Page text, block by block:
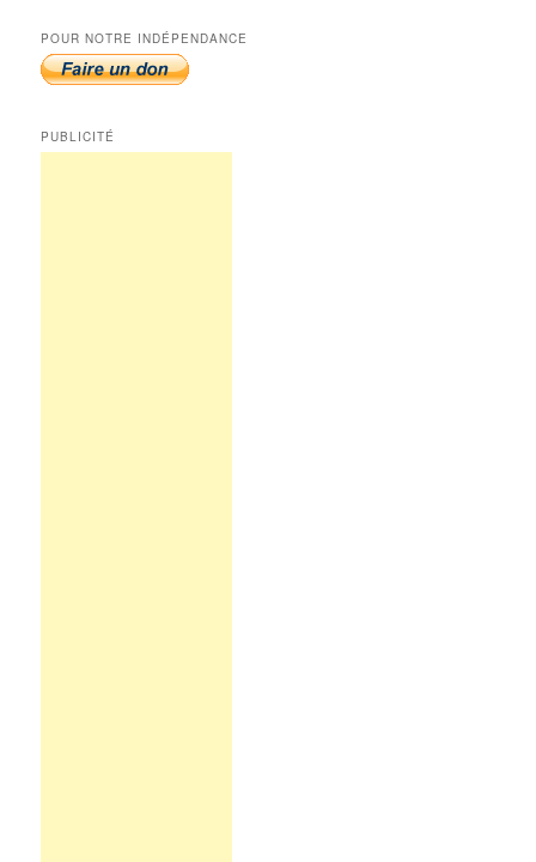
POUR NOTRE INDÉPENDANCE
PUBLICITÉ